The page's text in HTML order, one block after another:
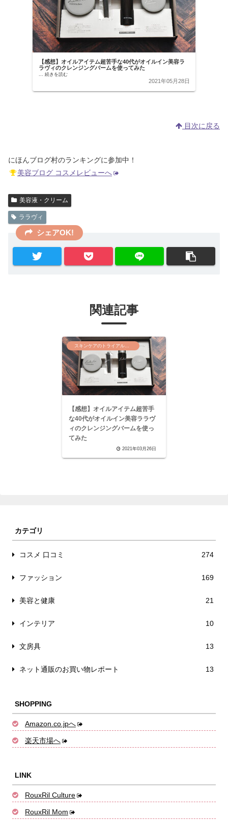
【感想】オイルアイテム超苦手な40代がオイルイン美容ラ
ラヴィのクレンジングバームを使ってみた
... 続きを読む
2021年05月28日
目次に戻る
にほんブログ村のランキングに参加中！
美容ブログ コスメレビューへ
美容液・クリーム
ララヴィ
シェアOK!
関連記事
スキンケアのトライアルセット
【感想】オイルアイテム超苦手
な40代がオイルイン美容ララヴ
ィのクレンジングバームを使っ
てみた
2021年03月26日
カテゴリ
コスメ 口コミ 274
ファッション 169
美容と健康 21
インテリア 10
文房具 13
ネット通販のお買い物レポート 13
SHOPPING
Amazon.co.jpへ
楽天市場へ
LINK
RouxRil Culture
RouxRil Mom